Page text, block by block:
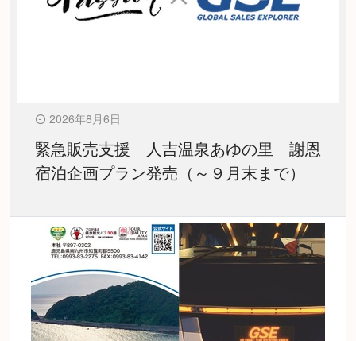
2026年8月6日
緊急販売支援 人吉温泉あゆの里 謝恩
宿泊企画プラン発売（～９月末まで）